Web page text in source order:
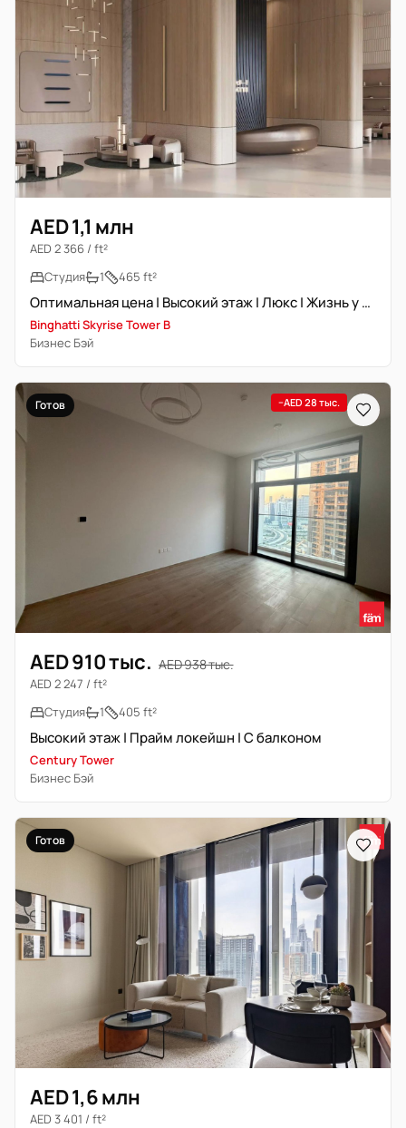
AED 1,1 млн
AED 2 366 / ft²
Студия
1 465 ft²
Оптимальная цена | Высокий этаж | Люкс | Жизнь у воды
Binghatti Skyrise Tower B
Бизнес Бэй
Готов −AED 28 тыс.
AED 910 тыс. AED 938 тыс.
AED 2 247 / ft²
Студия
1 405 ft²
Высокий этаж | Прайм локейшн | С балконом
Century Tower
Бизнес Бэй
Готов
AED 1,6 млн
AED 3 401 / ft²